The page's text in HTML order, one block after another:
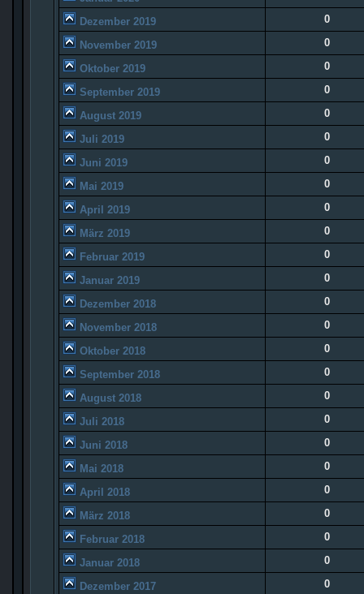
Dezember 2019 0
November 2019 0
Oktober 2019 0
September 2019 0
August 2019 0
Juli 2019 0
Juni 2019 0
Mai 2019 0
April 2019 0
März 2019 0
Februar 2019 0
Januar 2019 0
Dezember 2018 0
November 2018 0
Oktober 2018 0
September 2018 0
August 2018 0
Juli 2018 0
Juni 2018 0
Mai 2018 0
April 2018 0
März 2018 0
Februar 2018 0
Januar 2018 0
Dezember 2017 0